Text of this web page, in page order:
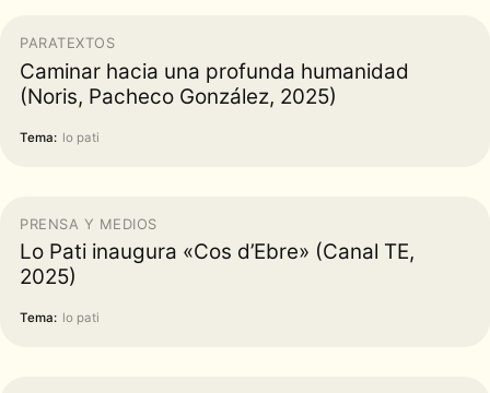
PARATEXTOS
Caminar hacia una profunda humanidad
(Noris, Pacheco González, 2025)
Tema: lo pati
PRENSA Y MEDIOS
Lo Pati inaugura «Cos d’Ebre» (Canal TE,
2025)
Tema: lo pati